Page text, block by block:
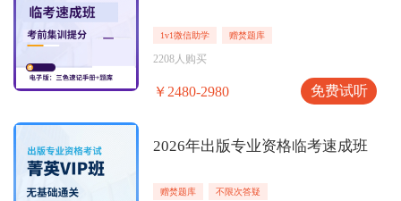
1v1微信助学 赠焚题库
2208人购买
￥2480-2980 免费试听
2026年出版专业资格临考速成班
赠焚题库 不限次答疑